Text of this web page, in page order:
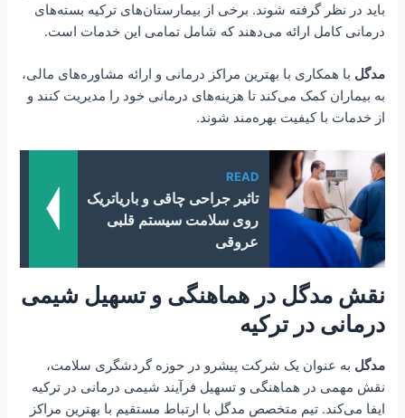
باید در نظر گرفته شوند. برخی از بیمارستان‌های ترکیه بسته‌های
درمانی کامل ارائه می‌دهند که شامل تمامی این خدمات است.
مدگل با همکاری با بهترین مراکز درمانی و ارائه مشاوره‌های مالی،
به بیماران کمک می‌کند تا هزینه‌های درمانی خود را مدیریت کنند و
از خدمات با کیفیت بهره‌مند شوند.
READ
تاثیر جراحی چاقی و باریاتریک
روی سلامت سیستم قلبی
عروقی
نقش مدگل در هماهنگی و تسهیل شیمی
درمانی در ترکیه
مدگل به عنوان یک شرکت پیشرو در حوزه گردشگری سلامت،
نقش مهمی در هماهنگی و تسهیل فرآیند شیمی درمانی در ترکیه
ایفا می‌کند. تیم متخصص مدگل با ارتباط مستقیم با بهترین مراکز